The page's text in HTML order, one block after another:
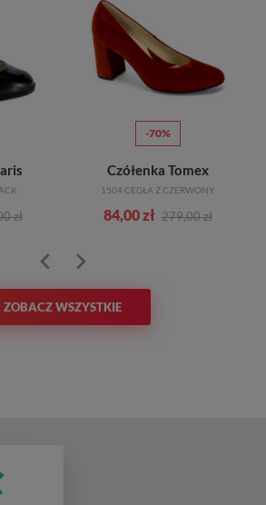
zł
-70%
Czółenka Tomex
1504 CEGŁA Z CZERWONY
84,00 zł 279,00 zł
ZOBACZ WSZYSTKIE